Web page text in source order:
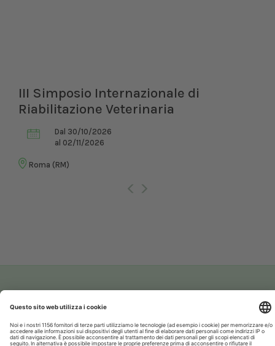
III Simposio Internazionale di
Riabilitazione Veterinaria
Dal 30/10/2026
al 02/11/2026
Roma (RM)